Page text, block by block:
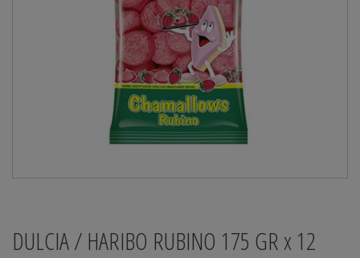
DULCIA / HARIBO RUBINO 175 GR x 12